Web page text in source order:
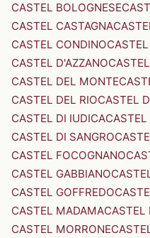
CASTEL BOLOGNESE
CASTEL CASTAGNA
CASTEL CONDINO
CASTEL D'AZZANO
CASTEL DEL MONTE
CASTEL DEL RIOCASTEL
CASTEL DI IUDICA
CASTEL DI SANGRO
CASTEL FOCOGNANO
CASTEL GABBIANO
CASTEL GOFFREDO
CASTEL MADAMACASTEL
CASTEL MORRONE